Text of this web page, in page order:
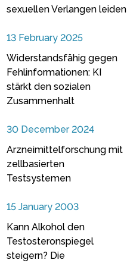
sexuellen Verlangen leiden
13 February 2025
Widerstandsfähig gegen
Fehlinformationen: KI
stärkt den sozialen
Zusammenhalt
30 December 2024
Arzneimittelforschung mit
zellbasierten
Testsystemen
15 January 2003
Kann Alkohol den
Testosteronspiegel
steigern? Die